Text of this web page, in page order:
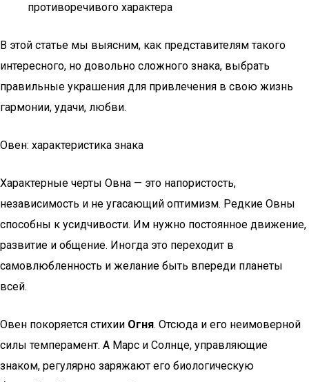
противоречивого характера
В этой статье мы выясним, как представителям такого
интересного, но довольно сложного знака, выбрать
правильные украшения для привлечения в свою жизнь
гармонии, удачи, любви.
Овен: характеристика знака
Характерные черты Овна — это напористость,
независимость и не угасающий оптимизм. Редкие Овны
способны к усидчивости. Им нужно постоянное движение,
развитие и общение. Иногда это переходит в
самовлюбленность и желание быть впереди планеты
всей.
Овен покоряется стихии Огня. Отсюда и его неимоверной
силы темперамент. А Марс и Солнце, управляющие
знаком, регулярно заряжают его биологическую